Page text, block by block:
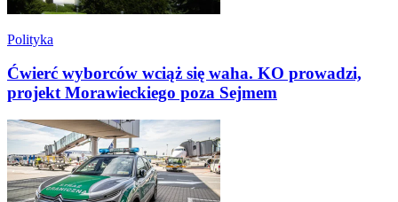
Polityka
Ćwierć wyborców wciąż się waha. KO prowadzi,
projekt Morawieckiego poza Sejmem